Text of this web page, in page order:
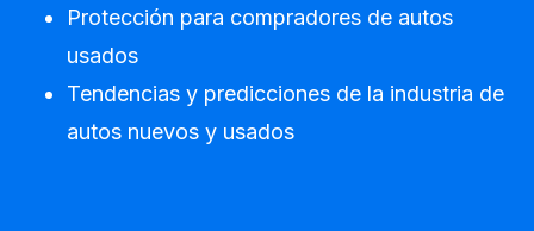
Protección para compradores de autos
usados
Tendencias y predicciones de la industria de
autos nuevos y usados